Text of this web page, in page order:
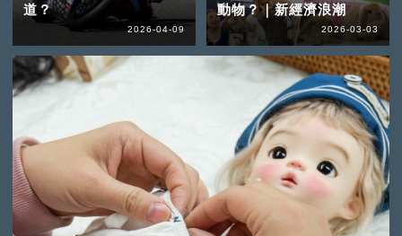
道？
2026-04-09
動物？｜新經濟浪潮
2026-03-03